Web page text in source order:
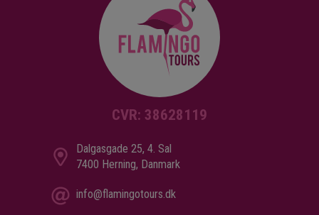
CVR: 38628119
Dalgasgade 25, 4. Sal
7400 Herning, Danmark
info@flamingotours.dk